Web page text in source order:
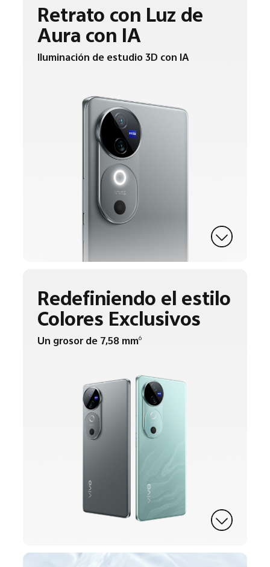
Retrato con Luz de
Aura con IA
Iluminación de estudio 3D con IA
Redefiniendo el estilo
Colores Exclusivos
Un grosor de 7,58 mm6